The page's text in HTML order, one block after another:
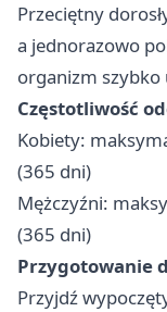
Przeciętny
a jednorazowo
organizm szybko
Częstotliwość
Kobiety:
(365 dni)
Mężczyźni:
(365 dni)
Przygotowanie
Przyjdź